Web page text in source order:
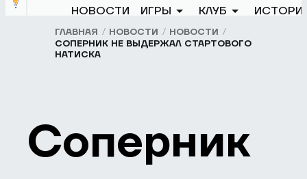
НОВОСТИ ИГРЫ КЛУБ
ГЛАВНАЯ НОВОСТИ
НОВОСТИ
СОПЕРНИК НЕ ВЫДЕРЖАЛ СТАРТОВОГО
НАТИСКА
Соперник